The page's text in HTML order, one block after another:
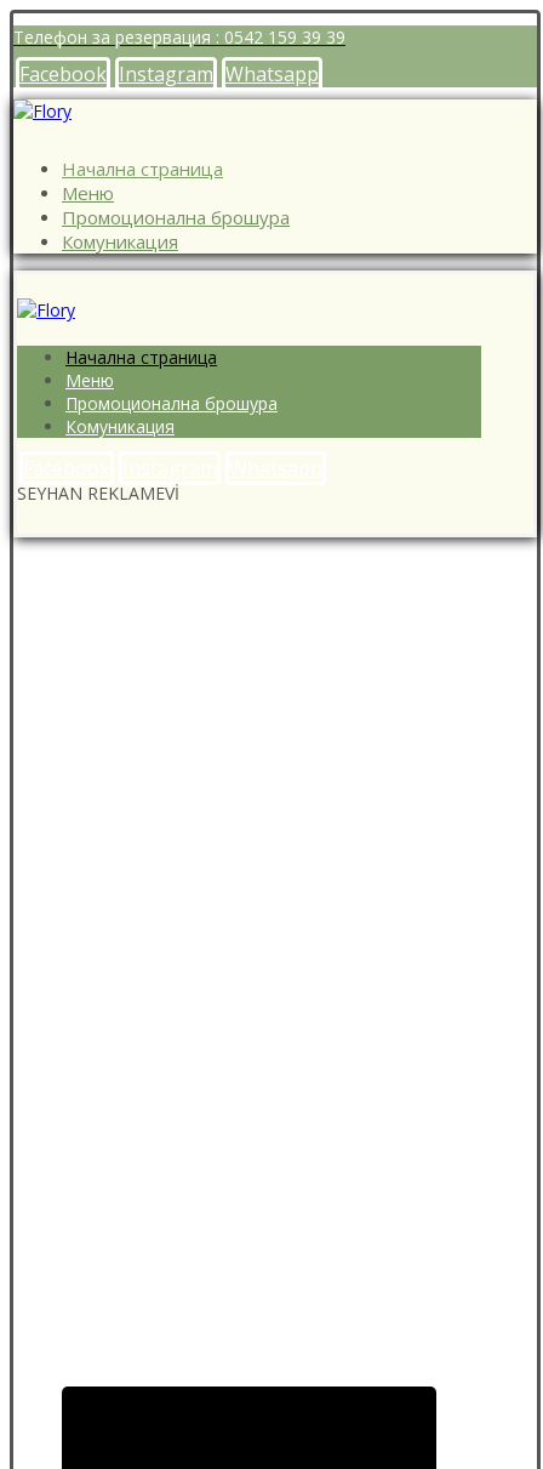
Телефон за резервация : 0542 159 39 39
Facebook Instagram Whatsapp
Начална страница
Меню
Промоционална брошура
Комуникация
Начална страница
Меню
Промоционална брошура
Комуникация
SEYHAN REKLAMEVİ